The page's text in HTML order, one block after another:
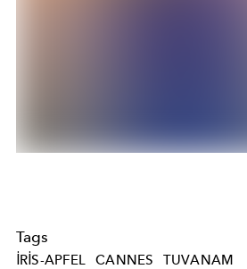
Tags
IRIS-APFEL CANNES TUVANAM